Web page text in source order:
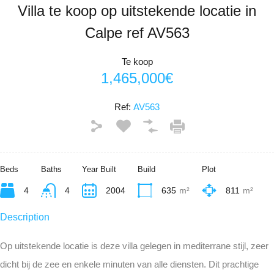
Villa te koop op uitstekende locatie in
Calpe ref AV563
Te koop
1,465,000€
Ref: AV563
Beds
4
Baths
4
Year Built
2004
Build
635 m²
Plot
811 m²
Description
Op uitstekende locatie is deze villa gelegen in mediterrane stijl, zeer
dicht bij de zee en enkele minuten van alle diensten. Dit prachtige